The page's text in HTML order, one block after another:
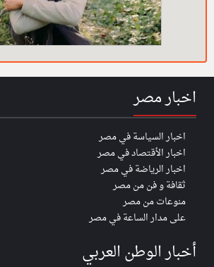
اخبار مصر
اخبار السياسة في مصر
اخبار الأقتصاد في مصر
اخبار الرياضة في مصر
ثقافة و فن من مصر
منوعات من مصر
على مدار الساعة في مصر
أخبار الوطن العربي